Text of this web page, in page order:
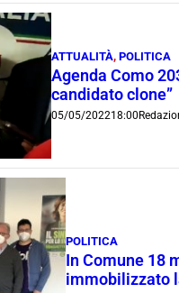
ATTUALITÀ,POLITICA
Agenda Como
candidato clone”
05/05/202218:00
POLITICA
In Comune 18
immobilizzato